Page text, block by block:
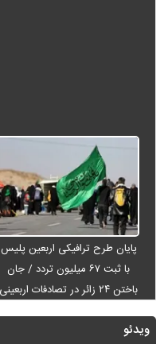
پایان طرح ترافیکی اربعین پلیس
با ثبت ۶۷ میلیون تردد / جان
باختن ۲۴ زائر در تصادفات اربعینی
ویدئو